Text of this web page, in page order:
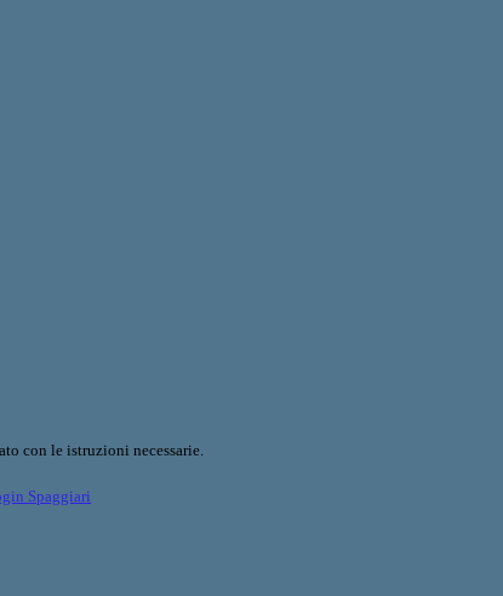
con le istruzioni necessarie.
Spaggiari